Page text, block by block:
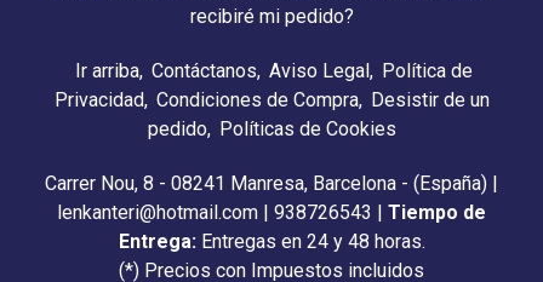
recibiré mi pedido?
Ir arriba Contáctanos Aviso Legal
Política de
Privacidad Condiciones de Compra
Desistir de un
pedido
Políticas de Cookies
Carrer Nou, 8 - 08241 Manresa, Barcelona - (España) |
lenkanteri@hotmail.com | 938726543 | Tiempo de
Entrega: Entregas en 24 y 48 horas.
(*) Precios con Impuestos incluidos